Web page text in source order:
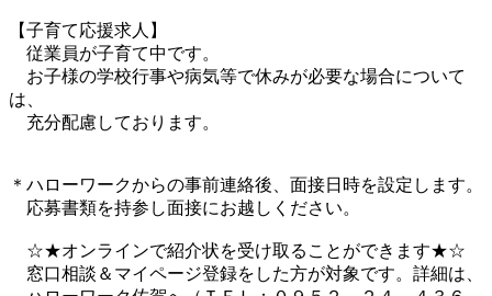
【子育て応援求人】
従業員が子育て中です。
お子様の学校行事や病気等で休みが必要な場合について
は、
充分配慮しております。
＊ハローワークからの事前連絡後、面接日時を設定します。
応募書類を持参し面接にお越しください。
☆★オンラインで紹介状を受け取ることができます★☆
窓口相談＆マイページ登録をした方が対象です。詳細は、